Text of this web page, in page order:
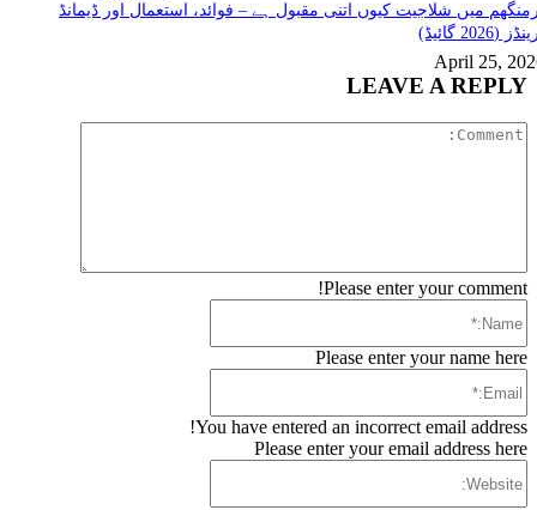
میں شلاجیت کیوں اتنی مقبول ہے – فوائد، استعمال اور ڈیمانڈ
(2026 گائیڈ)
April 25,
LEAVE A REPLY
Please enter your comment!
Please enter your name here
You have entered an incorrect email address!
Please enter your email address here